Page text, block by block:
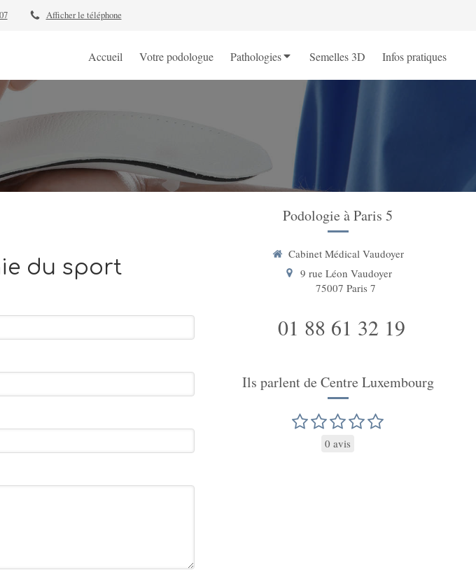
Afficher le téléphone
Accueil Votre podologue Pathologies Semelles 3D Infos pratiques
du sport
Podologie à Paris 5
Cabinet Médical Vaudoyer
9 rue Léon Vaudoyer
75007 Paris 7
01 88 61 32 19
Ils parlent de Centre Luxembourg
0 avis